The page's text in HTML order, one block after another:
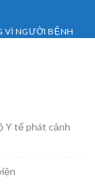
VÌ NGƯỜI BỆNH
Y tế phát cảnh